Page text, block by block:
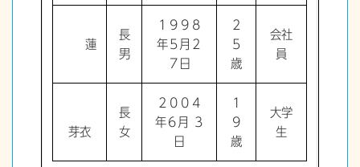
蓮
長
男
１９９８
年５月２
７日
２
５
歳
会社
員
芽衣
長
女
２００４
年６月 ３
日
１
９
歳
大学
生